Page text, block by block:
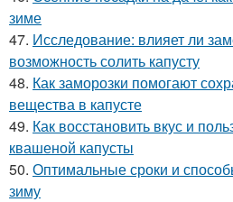
зиме
47. Исследование: влияет ли
возможность солить капусту
48. Как заморозки помогают
вещества в капусте
49. Как восстановить вкус и
квашеной капусты
50. Оптимальные сроки и
зиму